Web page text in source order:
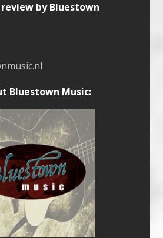
by Bluestown
Bluestown Music: